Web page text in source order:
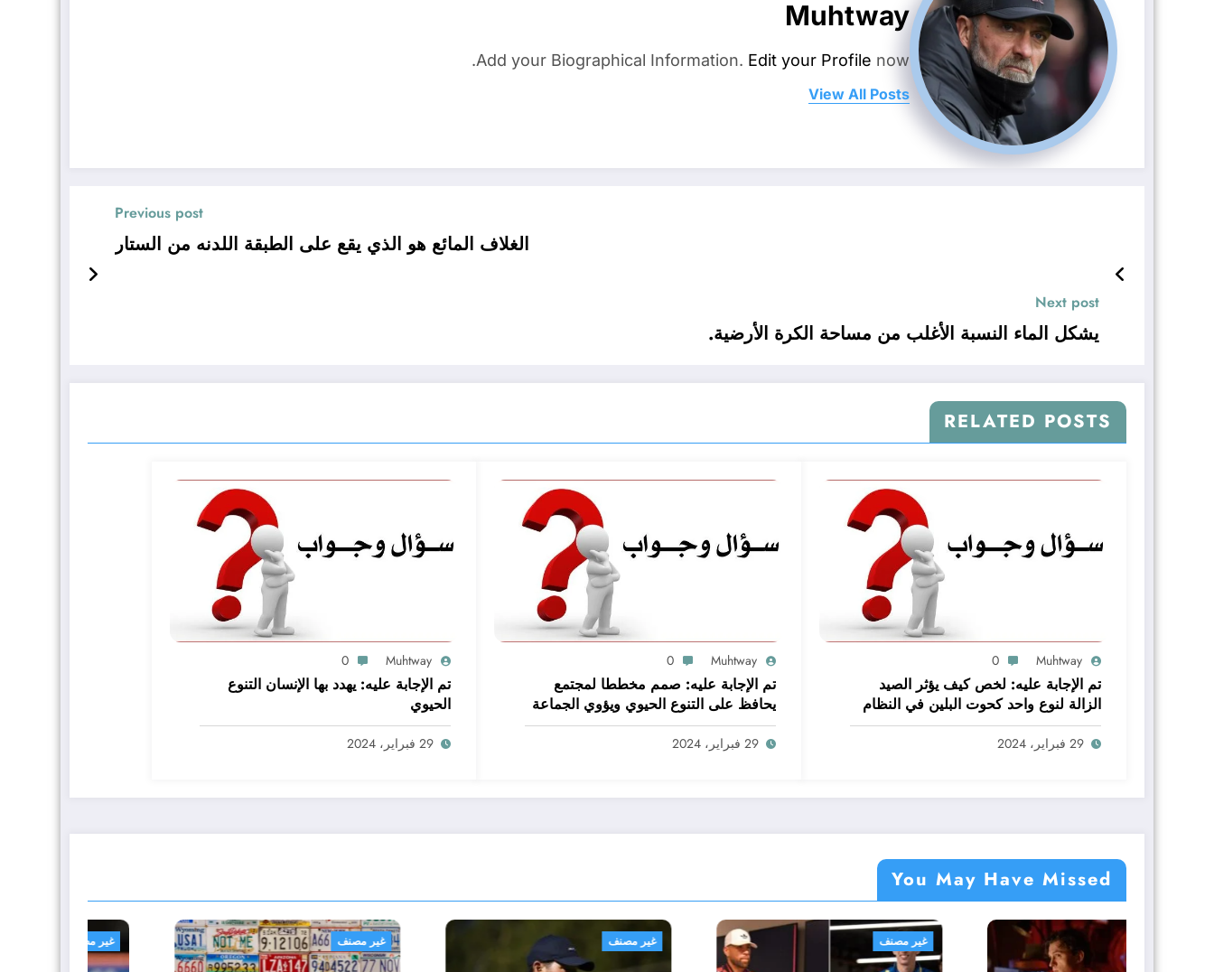
Muhtway
Add your Biographical Information. Edit your Profile now.
View All Posts
Previous post
الغلاف المائع هو الذي يقع على الطبقة اللدنه من الستار
Next post
يشكل الماء النسبة الأغلب من مساحة الكرة الأرضية.
RELATED POSTS
Muhtway
0
تم الإجابة عليه: لخص كيف يؤثر الصيد
الزالة لنوع واحد كحوت البلين في النظام
البيئي baleen whale كاملا
29 فبراير، 2024
Muhtway
0
تم الإجابة عليه: صمم مخططا لمجتمع
يحافظ على التنوع الحيوي ويؤوي الجماعة
البشرية. اعمل ضمن مجموعات صغيرة
لتحقيق هذه المهمة
29 فبراير، 2024
Muhtway
0
تم الإجابة عليه: يهدد بها الإنسان التنوع
الحيوي
29 فبراير، 2024
You May Have Missed
غير مصنف غير مصنف غير مصنف